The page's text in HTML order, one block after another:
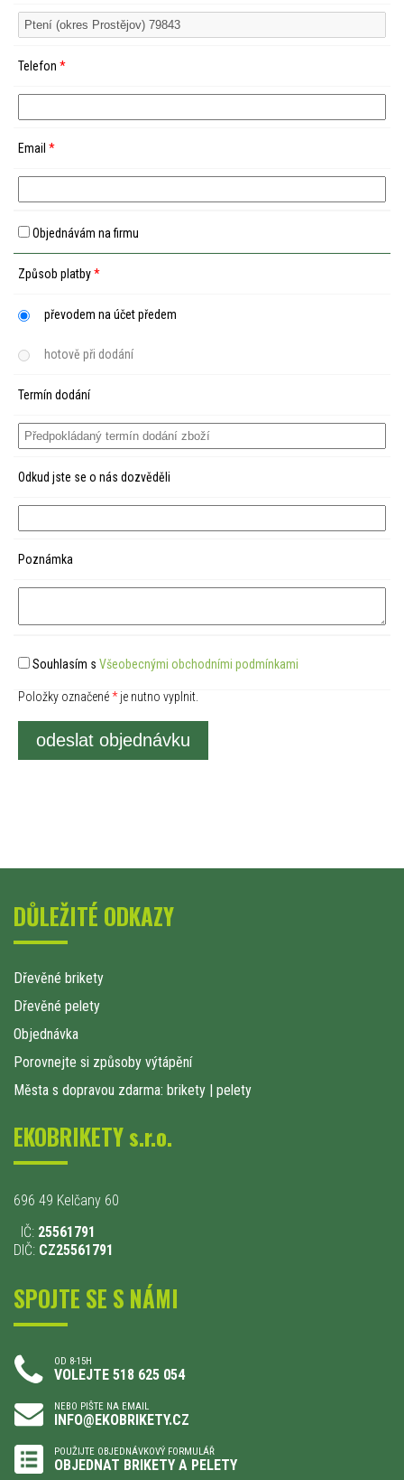
Telefon *
Email *
Objednávám na firmu
Způsob platby*
převodem na účet předem
hotově při dodání
Termín dodání
Odkud jste se o nás dozvěděli
Poznámka
Souhlasím s Všeobecnými obchodními podmínkami
Položky označené*je nutno vyplnit.
odeslat objednávku
DŮLEŽITÉ ODKAZY
Dřevěné brikety
Dřevěné pelety
Objednávka
Porovnejte si způsoby výtápění
Města s dopravou zdarma: brikety | pelety
EKOBRIKETY s.r.o.
696 49 Kelčany 60
IČ: 25561791
DIČ: CZ25561791
SPOJTE SE S NÁMI
OD 8-15H
VOLEJTE 518 625 054
NEBO PIŠTE NA EMAIL
INFO@EKOBRIKETY.CZ
POUŽIJTE OBJEDNÁVKOVÝ FORMULÁŘ
OBJEDNAT BRIKETY A PELETY